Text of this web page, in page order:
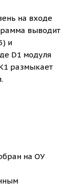
на входе
выводит
и
D1 модуля
размыкает
на ОУ